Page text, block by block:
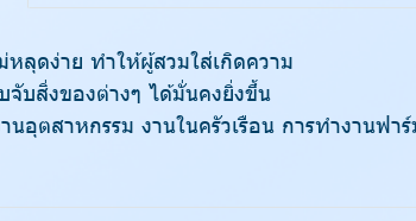
หลุดง่าย ทำให้ผู้สวมใส่เกิดความ
จับสิ่งของต่างๆ ได้มั่นคงยิ่งขึ้น
นอุตสาหกรรม งานในครัวเรือน การทำงานฟา